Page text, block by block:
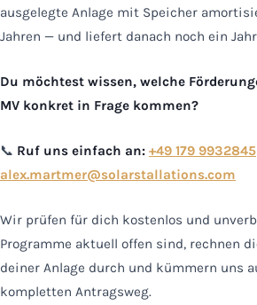
ausgelegte Anlage mit Speicher
Jahren — und liefert danach noch ein
Du möchtest wissen, welche
MV konkret in Frage kommen?
📞 Ruf uns einfach an: +49 179 9932845
alex.martmer@solarstallations.com
Wir prüfen für dich kostenlos und
Programme aktuell offen sind, rechnen
deiner Anlage durch und kümmern uns
kompletten Antragsweg.